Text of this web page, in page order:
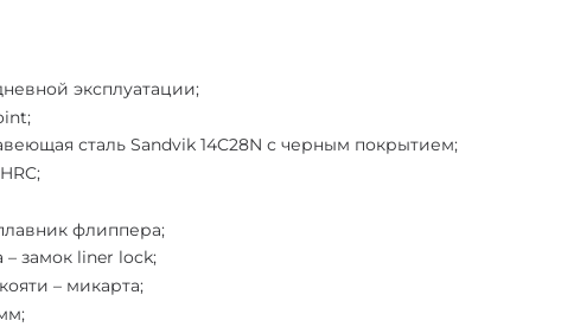
эксплуатации;
сталь Sandvik 14C28N с черным покрытием;
флиппера;
– замок liner lock;
– микарта;